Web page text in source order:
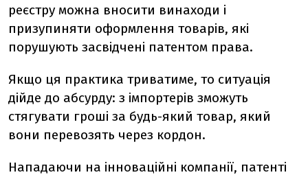
реєстру можна вносити винаходи і
призупиняти оформлення товарів, які
порушують засвідчені патентом права.
Якщо ця практика триватиме, то ситуація
дійде до абсурду: з імпортерів зможуть
стягувати гроші за будь-який товар, який
вони перевозять через кордон.
Нападаючи на інноваційні компанії, патенті